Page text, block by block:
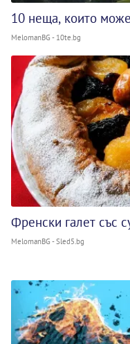
10 неща, които
MelomanBG - 10te.bg
Френски галет със
MelomanBG - Sled5.bg